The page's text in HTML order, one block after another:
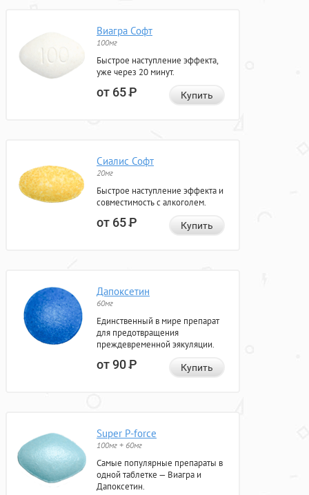
Виагра Софт
100мг
Быстрое наступление эффекта,
уже через 20 минут.
от 65Р Купить
Сиалис Софт
20мг
Быстрое наступление эффекта и
совместимость с алкоголем.
от 65Р Купить
Дапоксетин
60мг
Единственный в мире препарат
для предотвращения
преждевременной эякуляции.
от 90Р Купить
Super P-force
100мг + 60мг
Самые популярные препараты в
одной таблетке — Виагра и
Дапоксетин.